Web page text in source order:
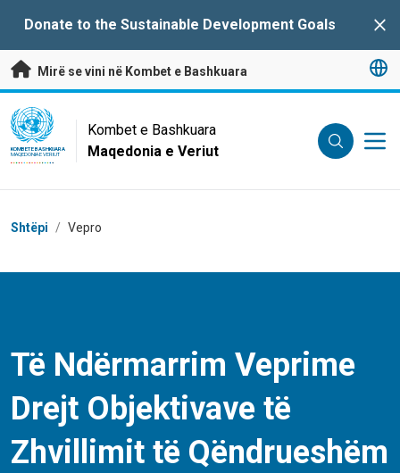
Donate to the Sustainable Development Goals
Mirë se vini në Kombet e Bashkuara
UN Logo
KOMBET E BASHKUARA
MAQEDONIA E VERIUT
Kombet e Bashkuara
Maqedonia e Veriut
Breadcrumb
Shtëpi / Vepro
Të Ndërmarrim Veprime
Drejt Objektivave të
Zhvillimit të Qëndrueshëm